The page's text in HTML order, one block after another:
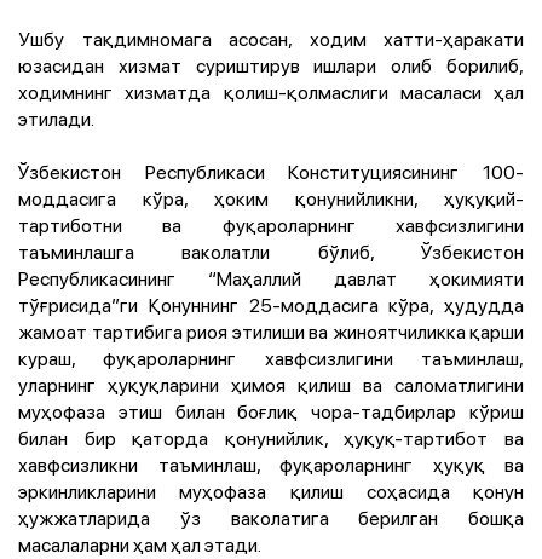
Ушбу тақдимномага асосан, ходим хатти-ҳаракати
юзасидан хизмат суриштирув ишлари олиб борилиб,
ходимнинг хизматда қолиш-қолмаслиги масаласи ҳал
этилади.
Ўзбекистон Республикаси Конституциясининг 100-
моддасига кўра, ҳоким қонунийликни, ҳуқуқий-
тартиботни ва фуқароларнинг хавфсизлигини
таъминлашга ваколатли бўлиб, Ўзбекистон
Республикасининг “Маҳаллий давлат ҳокимияти
тўғрисида”ги Қонуннинг 25-моддасига кўра, ҳудудда
жамоат тартибига риоя этилиши ва жиноятчиликка қарши
кураш, фуқароларнинг хавфсизлигини таъминлаш,
уларнинг ҳуқуқларини ҳимоя қилиш ва саломатлигини
муҳофаза этиш билан боғлиқ чора-тадбирлар кўриш
билан бир қаторда қонунийлик, ҳуқуқ-тартибот ва
хавфсизликни таъминлаш, фуқароларнинг ҳуқуқ ва
эркинликларини муҳофаза қилиш соҳасида қонун
ҳужжатларида ўз ваколатига берилган бошқа
масалаларни ҳам ҳал этади.